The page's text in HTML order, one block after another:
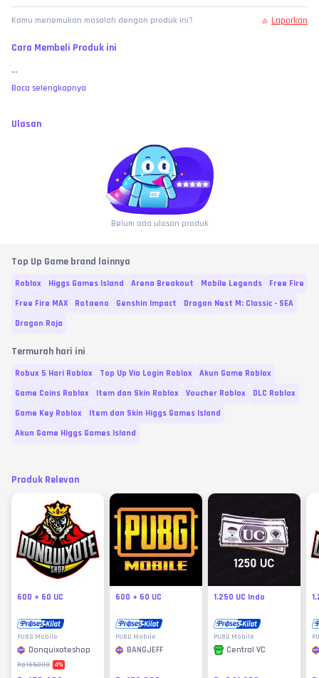
Kamu menemukan masalah dengan produk ini? Laporkan
Cara Membeli Produk ini
...
Baca selengkapnya
Ulasan
Belum ada ulasan produk
Top Up Game brand lainnya
Roblox Higgs Games Island Arena Breakout Mobile Legends
Free Fire
Free Fire MAX
Rotaeno Genshin Impact
Dragon Nest M: Classic - SEA
Dragon Raja
Termurah hari ini
Robux 5 Hari Roblox Top Up Via Login Roblox
Akun Game Roblox
Game Coins Roblox
Item dan Skin Roblox Voucher Roblox
DLC Roblox
Game Key Roblox
Item dan Skin Higgs Games Island
Akun Game Higgs Games Island
Produk Relevan
600 + 60 UC
PUBG Mobile
Donquixoteshop
Rp165.000 4%
600 + 60 UC
PUBG Mobile
BANGJEFF
1.250 UC Indo
PUBG Mobile
Central VC